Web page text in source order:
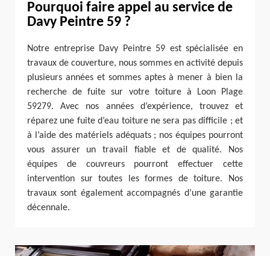
Pourquoi faire appel au service de
Davy Peintre 59 ?
Notre entreprise Davy Peintre 59 est spécialisée en
travaux de couverture, nous sommes en activité depuis
plusieurs années et sommes aptes à mener à bien la
recherche de fuite sur votre toiture à Loon Plage
59279. Avec nos années d’expérience, trouvez et
réparez une fuite d’eau toiture ne sera pas difficile ; et
à l’aide des matériels adéquats ; nos équipes pourront
vous assurer un travail fiable et de qualité. Nos
équipes de couvreurs pourront effectuer cette
intervention sur toutes les formes de toiture. Nos
travaux sont également accompagnés d’une garantie
décennale.